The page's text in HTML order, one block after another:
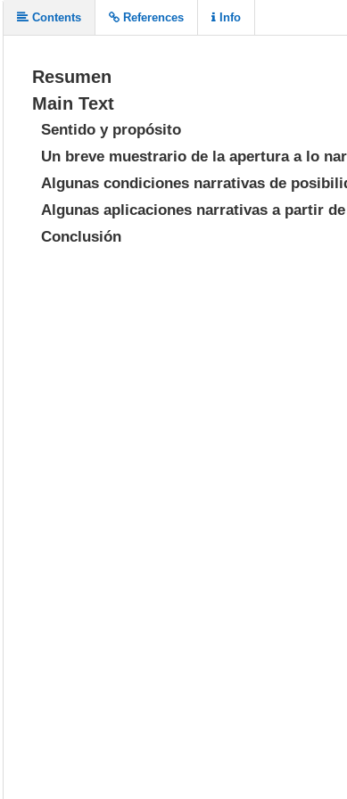
Resumen
Main Text
Sentido y propósito
Un breve muestrario de la apertura a lo
Algunas condiciones narrativas de
Algunas aplicaciones narrativas a partir
Conclusión
Contents References Info